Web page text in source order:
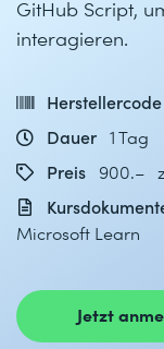
GitHub Script,
interagieren.
Herstellercode
Dauer 1 Tag
Preis
900.–
Microsoft Learn
Jetzt